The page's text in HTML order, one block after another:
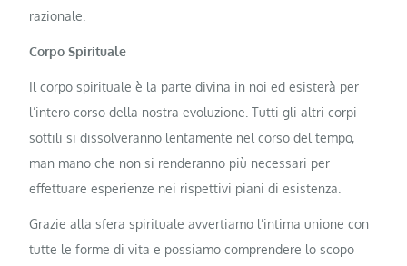
razionale.
Corpo Spirituale
Il corpo spirituale è la parte divina in noi ed esisterà per
l’intero corso della nostra evoluzione. Tutti gli altri corpi
sottili si dissolveranno lentamente nel corso del tempo,
man mano che non si renderanno più necessari per
effettuare esperienze nei rispettivi piani di esistenza.
Grazie alla sfera spirituale avvertiamo l’intima unione con
tutte le forme di vita e possiamo comprendere lo scopo